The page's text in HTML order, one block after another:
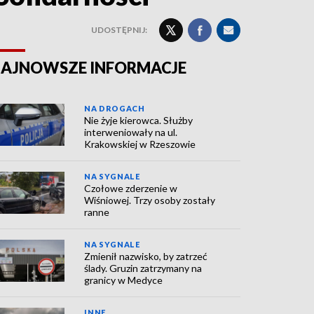
UDOSTĘPNIJ:
INFORMACJE
NA DROGACH
Nie żyje kierowca. Służby
interweniowały na ul.
Krakowskiej w Rzeszowie
NA SYGNALE
Czołowe zderzenie w
Wiśniowej. Trzy osoby zostały
ranne
NA SYGNALE
Zmienił nazwisko, by zatrzeć
ślady. Gruzin zatrzymany na
granicy w Medyce